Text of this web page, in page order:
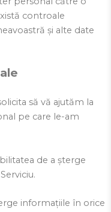
controale
și alte date
să vă ajutăm la
pe care le-am
de a șterge
informațiile în orice